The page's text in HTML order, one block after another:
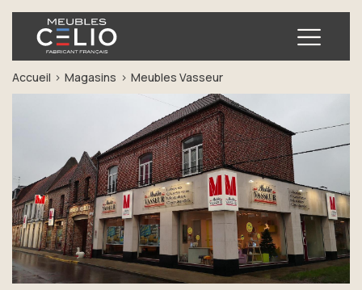
Accueil Magasins Meubles Vasseur